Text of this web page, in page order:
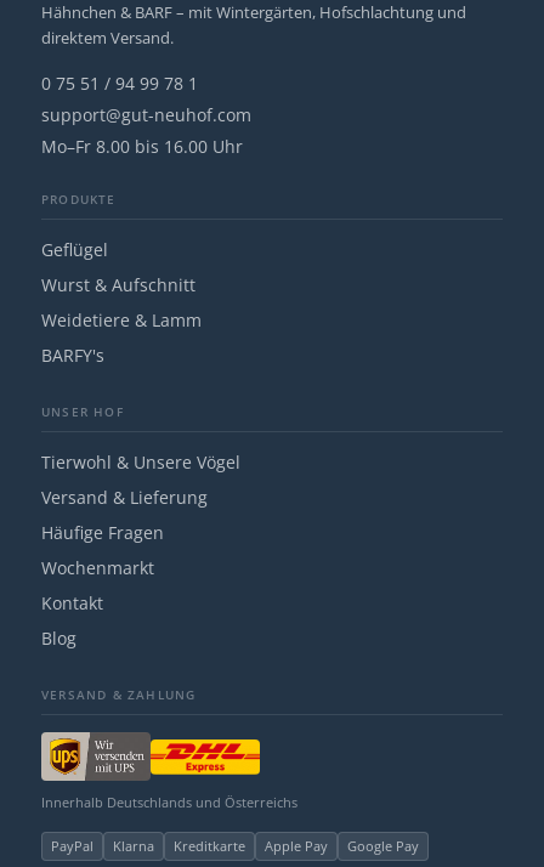
Hähnchen & BARF – mit Wintergärten, Hofschlachtung und
direktem Versand.
0 75 51 / 94 99 78 1
support@gut-neuhof.com
Mo–Fr 8.00 bis 16.00 Uhr
PRODUKTE
Geflügel
Wurst & Aufschnitt
Weidetiere & Lamm
BARFY's
UNSER HOF
Tierwohl & Unsere Vögel
Versand & Lieferung
Häufige Fragen
Wochenmarkt
Kontakt
Blog
VERSAND & ZAHLUNG
Innerhalb Deutschlands und Österreichs
PayPal Klarna Kreditkarte Apple Pay Google Pay